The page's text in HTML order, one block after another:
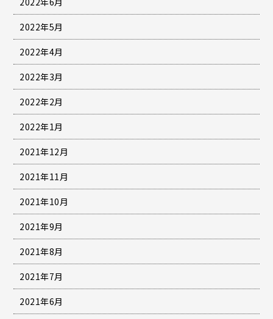
2022年5月
2022年4月
2022年3月
2022年2月
2022年1月
2021年12月
2021年11月
2021年10月
2021年9月
2021年8月
2021年7月
2021年6月